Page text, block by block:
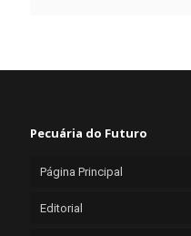
Pecuária do Futuro
Página Principal
Editorial